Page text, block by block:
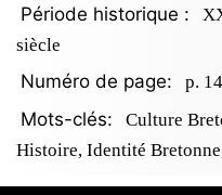
Période historique :
siècle
Numéro de page: p.
Mots-clés:
Culture
Histoire, Identité